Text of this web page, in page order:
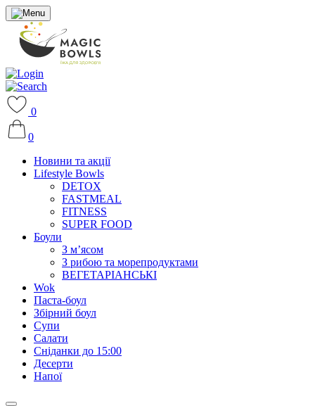
0
0
Новини та акції
Lifestyle Bowls
DETOX
FASTMEAL
FITNESS
SUPER FOOD
Боули
З м’ясом
З рибою та морепродуктами
ВЕГЕТАРІАНСЬКІ
Wok
Паста-боул
Збірний боул
Супи
Салати
Сніданки до 15:00
Десерти
Напої